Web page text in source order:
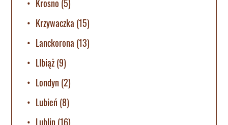
Krosno (5)
Krzywaczka (15)
Lanckorona (13)
LIbiąż(9)
Londyn (2)
Lubień (8)
Lublin (16)